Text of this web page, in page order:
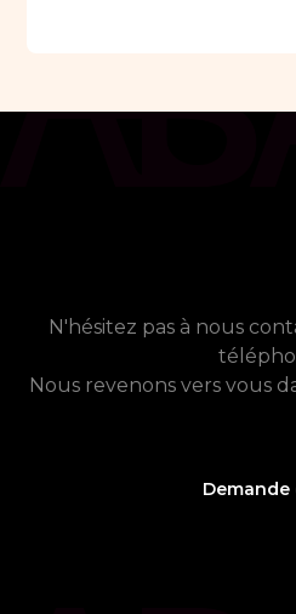
N'hésitez pas à nous
Nous revenons vers vous
Demande